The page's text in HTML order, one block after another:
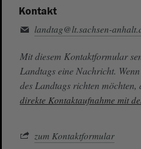
Kontakt
landtag@lt.sachsen-
Mit diesem Kontaktformular
Landtags eine Nachricht.
des Landtags richten
direkte Kontaktaufnahme mit
zum Kontaktformular